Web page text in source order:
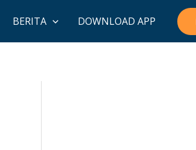
BERITA DOWNLOAD APP